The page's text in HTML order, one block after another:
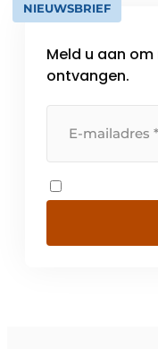
NIEUWSBRIEF
Meld u aan
ontvangen.